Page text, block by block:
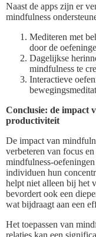
Naast de apps zijn er
mindfulness
Mediteren met
door de
Dagelijkse
mindfulness te
Interactieve
Conclusie: de impact
productiviteit
De impact van
verbeteren van focus
mindfulness-
individuen hun
helpt niet alleen bij het
bevordert ook een
wat bijdraagt aan een
Het toepassen van
relaties kan een